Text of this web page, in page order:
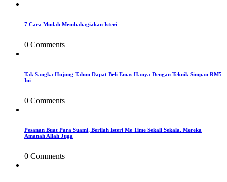
7 Cara Mudah Membahagiakan Isteri
0 Comments
Tak Sangka Hujung Tahun Dapat Beli Emas Hanya Dengan Teknik Simpan RM5
Ini
0 Comments
Pesanan Buat Para Suami, Berilah Isteri Me Time Sekali Sekala. Mereka
Amanah Allah Juga
0 Comments